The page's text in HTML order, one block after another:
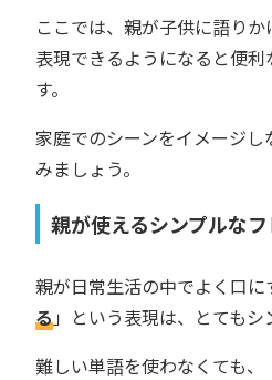
ここでは、親が子供に語り
表現できるようになると便
す。
家庭でのシーンをイメージ
みましょう。
親が使えるシンプルな
親が日常生活の中でよく口に
る」という表現は、とてもシ
難しい単語を使わなくても、